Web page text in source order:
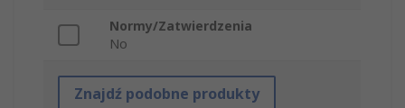
Normy/Zatwierdzenia
No
Znajdź podobne produkty